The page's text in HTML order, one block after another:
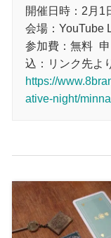
開催日時：2月1
会場：YouTube
参加費：無料 申
込：リンク先よ
https://
ative-night/